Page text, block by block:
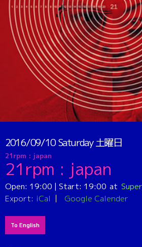
2016/09/10Saturday土曜日
21rpm : japan
21rpm : japan
Open: 19:00 | Start: 19:00
Export: iCal Google Calender
To English